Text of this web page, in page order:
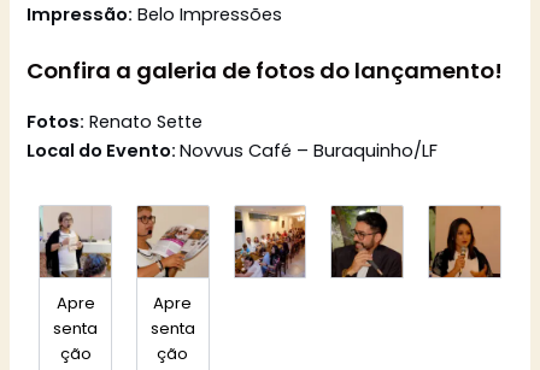
Impressão: Belo Impressões
Confira a galeria de fotos do lançamento!
Fotos: Renato Sette
Local do Evento:Novvus Café – Buraquinho/LF
Apre
senta
ção
Apre
senta
ção